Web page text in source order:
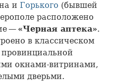
и Горького (бывшей
расположено
— «Черная аптека».
в классическом
окнами-витринами,
дверьми.